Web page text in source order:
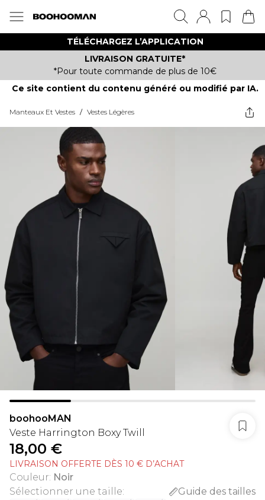
TÉLÉCHARGEZ L’APPLICATION
LIVRAISON GRATUITE*
*Pour toute commande de plus de 10€
Ce site contient du contenu généré ou modifié par IA.
Manteaux Et Vestes / Vestes Légères
boohooMAN
Veste Harrington Boxy Twill
18,00 €
LIVRAISON OFFERTE DÈS 10 € D’ACHAT
Couleur: Noir
Sélectionner une taille:
Guide des tailles